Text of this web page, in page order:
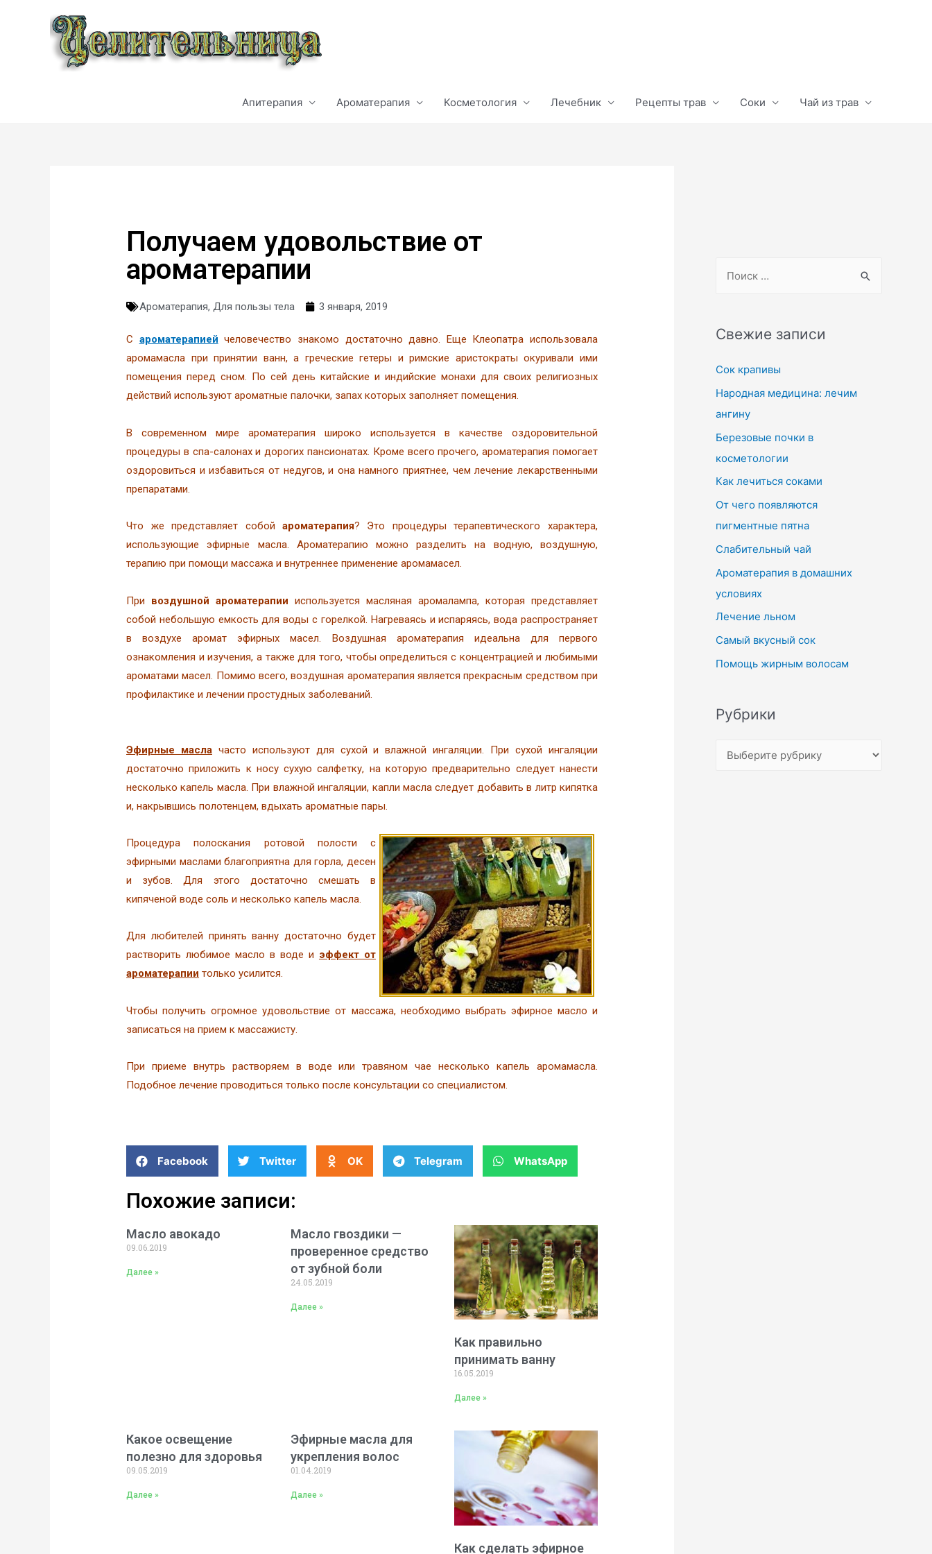
Апитерапия Ароматерапия Косметология Лечебник Рецепты трав Соки Чай из трав
Получаем удовольствие от
ароматерапии
Ароматерапия,Для пользы тела 3 января, 2019
С ароматерапией человечество знакомо достаточно давно. Еще Клеопатра использовала
аромамасла при принятии ванн, а греческие гетеры и римские аристократы окуривали ими
помещения перед сном. По сей день китайские и индийские монахи для своих религиозных
действий используют ароматные палочки, запах которых заполняет помещения.
В современном мире ароматерапия широко используется в качестве оздоровительной
процедуры в спа-салонах и дорогих пансионатах. Кроме всего прочего, ароматерапия помогает
оздоровиться и избавиться от недугов, и она намного приятнее, чем лечение лекарственными
препаратами.
Что же представляет собой ароматерапия? Это процедуры терапевтического характера,
использующие эфирные масла. Ароматерапию можно разделить на водную, воздушную,
терапию при помощи массажа и внутреннее применение аромамасел.
При воздушной ароматерапии используется масляная аромалампа, которая представляет
собой небольшую емкость для воды с горелкой. Нагреваясь и испаряясь, вода распространяет
в воздухе аромат эфирных масел. Воздушная ароматерапия идеальна для первого
ознакомления и изучения, а также для того, чтобы определиться с концентрацией и любимыми
ароматами масел. Помимо всего, воздушная ароматерапия является прекрасным средством при
профилактике и лечении простудных заболеваний.
Эфирные маслачасто используют для сухой и влажной ингаляции. При сухой ингаляции
достаточно приложить к носу сухую салфетку, на которую предварительно следует нанести
несколько капель масла. При влажной ингаляции, капли масла следует добавить в литр кипятка
и, накрывшись полотенцем, вдыхать ароматные пары.
Процедура полоскания ротовой полости с
эфирными маслами благоприятна для горла, десен
и зубов. Для этого достаточно смешать в
кипяченой воде соль и несколько капель масла.
Для любителей принять ванну достаточно будет
растворить любимое масло в воде и эффект от
ароматерапии только усилится.
Чтобы получить огромное удовольствие от массажа, необходимо выбрать эфирное масло и
записаться на прием к массажисту.
При приеме внутрь растворяем в воде или травяном чае несколько капель аромамасла.
Подобное лечение проводиться только после консультации со специалистом.
Facebook Twitter OK Telegram WhatsApp
Похожие записи:
Масло авокадо
09.06.2019
Далее »
Масло гвоздики —
проверенное средство
от зубной боли
24.05.2019
Далее »
Как правильно
принимать ванну
16.05.2019
Далее »
Какое освещение
полезно для здоровья
09.05.2019
Далее »
Эфирные масла для
укрепления волос
01.04.2019
Далее »
Как сделать эфирное
Свежие записи
Сок крапивы
Народная медицина: лечим
ангину
Березовые почки в
косметологии
Как лечиться соками
От чего появляются
пигментные пятна
Слабительный чай
Ароматерапия в домашних
условиях
Лечение льном
Самый вкусный сок
Помощь жирным волосам
Рубрики